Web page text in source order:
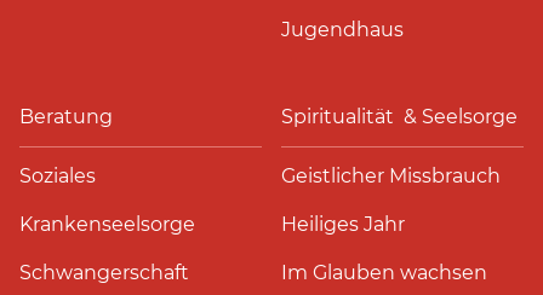
Jugendhaus
Beratung
Soziales
Krankenseelsorge
Schwangerschaft
Spiritualität & Seelsorge
Geistlicher Missbrauch
Heiliges Jahr
Im Glauben wachsen